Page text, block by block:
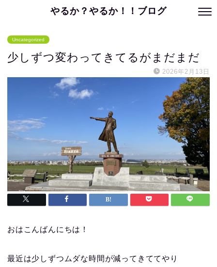
やるか？やるか！！ブログ
Uncategorized
少しずつ変わってきてるがまだまだ
2026年2月13日
おはこんばんにちは！
最近は少しずつムダな時間が減ってきててやり